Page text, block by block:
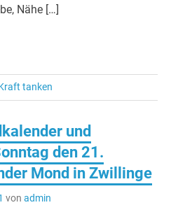
Nähe […]
tanken
und
den 21.
Mond in Zwillinge
von admin